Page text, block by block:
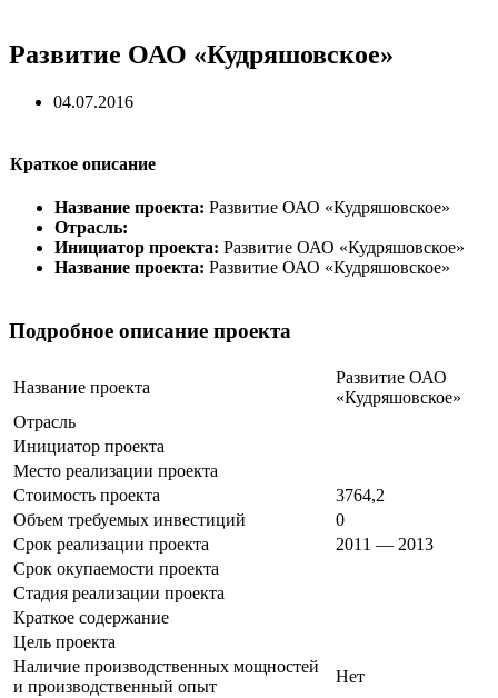
Развитие ОАО «Кудряшовское»
04.07.2016
Краткое описание
Название проекта: Развитие ОАО «Кудряшовское»
Отрасль:
Инициатор проекта: Развитие ОАО «Кудряшовское»
Название проекта: Развитие ОАО «Кудряшовское»
Подробное описание проекта
Название проекта
Развитие ОАО
«Кудряшовское»
Отрасль
Инициатор проекта
Место реализации проекта
Стоимость проекта
3764,2
Объем требуемых инвестиций
0
Срок реализации проекта
2011 — 2013
Срок окупаемости проекта
Стадия реализации проекта
Краткое содержание
Цель проекта
Наличие производственных мощностей
и производственный опыт
Нет